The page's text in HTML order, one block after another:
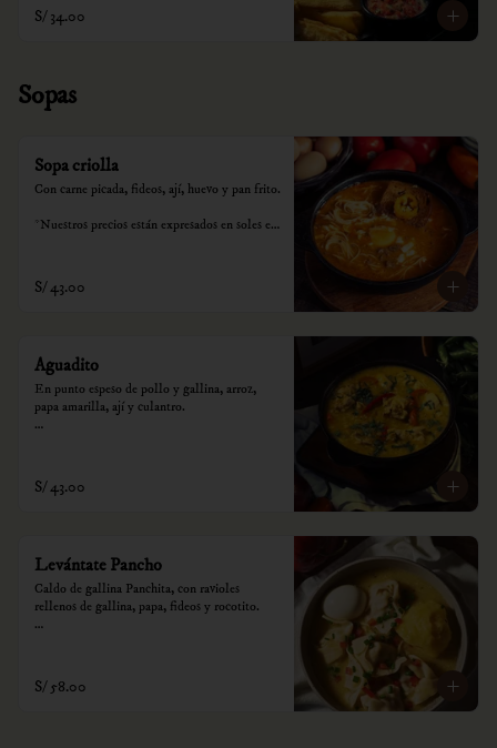
S/ 34.00
Sopas
Sopa criolla
Con carne picada, fideos, ají, huevo y pan frito.
*Nuestros precios están expresados en soles e
S/ 43.00
Aguadito
En punto espeso de pollo y gallina, arroz,
papa amarilla, ají y culantro.
consumo.
S/ 43.00
Levántate Pancho
Caldo de gallina Panchita, con ravioles
rellenos de gallina, papa, fideos y rocotito.
consumo.
S/ 58.00